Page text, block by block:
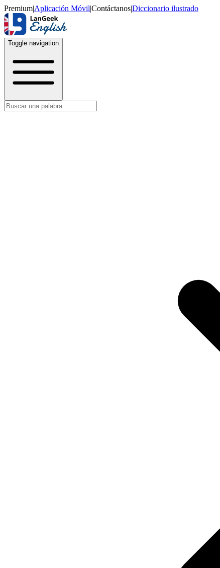
Premium|Aplicación Móvil|Contáctanos|Diccionario ilustrado
Toggle navigation